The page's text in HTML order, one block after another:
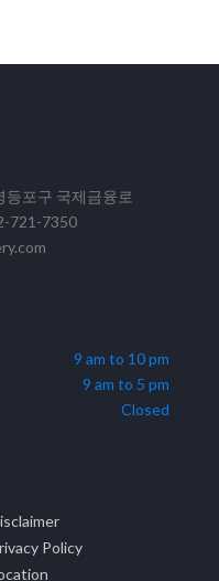
등포구 국제금융로
721-7350
9 am to 10 pm
9 am to 5 pm
Closed
Policy